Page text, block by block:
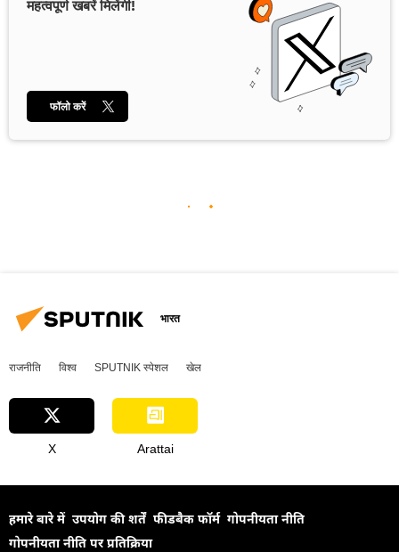
महत्वपूर्ण खबरें मिलेंगी!
फॉलो करें
भारत
राजनीति विश्व SPUTNIK स्पेशल खेल
X Arattai
हमारे बारे में उपयोग की शर्तें फीडबैक फॉर्म गोपनीयता नीति
गोपनीयता नीति पर प्रतिक्रिया